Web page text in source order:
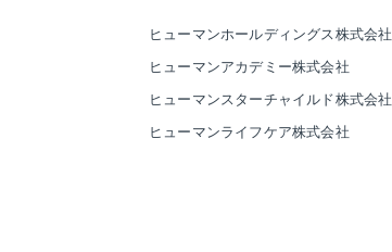
ヒューマンホールディングス株式会社
ヒューマンアカデミー株式会社
ヒューマンスターチャイルド株式会社
ヒューマンライフケア株式会社